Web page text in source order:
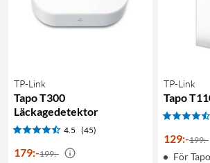
TP-Link
Tapo T300
Läckagedetektor
4.5 (45)
179:-199:-
TP-Link
Tapo
129:-199:-
För